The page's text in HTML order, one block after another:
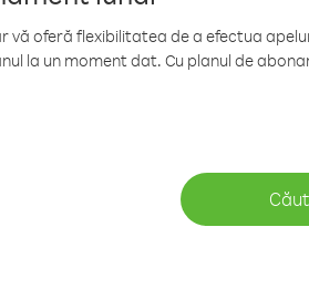
vă oferă flexibilitatea de a efectua
la un moment dat. Cu planul de